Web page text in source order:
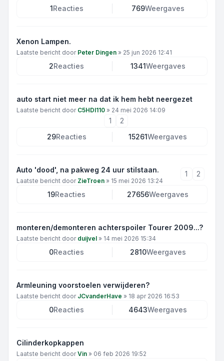
1Reacties 769Weergaves
Xenon Lampen.
Laatste bericht door Peter Dingen » 25 jun 2026 12:41
2Reacties 1341Weergaves
auto start niet meer na dat ik hem hebt neergezet
Laatste bericht door C5HDI110 » 24 mei 2026 14:09
1
2
29Reacties 15261Weergaves
Auto 'dood', na pakweg 24 uur stilstaan.
Laatste bericht door ZieTroen » 15 mei 2026 13:24
1 2
19Reacties 27656Weergaves
monteren/demonteren achterspoiler Tourer 2009...?
Laatste bericht door duijvel » 14 mei 2026 15:34
0Reacties 2810Weergaves
Armleuning voorstoelen verwijderen?
Laatste bericht door JCvanderHave » 18 apr 2026 16:53
0Reacties 4643Weergaves
Cilinderkopkappen
Laatste bericht doorVin » 06 feb 2026 19:52